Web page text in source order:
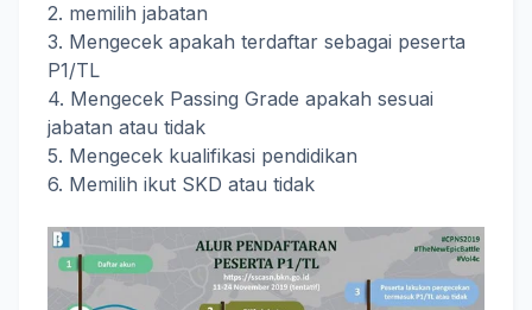
2. memilih jabatan
3. Mengecek apakah terdaftar sebagai peserta
P1/TL
4. Mengecek Passing Grade apakah sesuai
jabatan atau tidak
5. Mengecek kualifikasi pendidikan
6. Memilih ikut SKD atau tidak